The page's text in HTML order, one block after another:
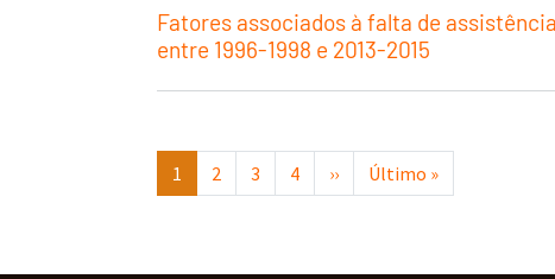
Fatores associados à falta de
entre 1996-1998 e 2013-2015
Paginação
1 2 3 4 ››Próxima página
Último »Última página